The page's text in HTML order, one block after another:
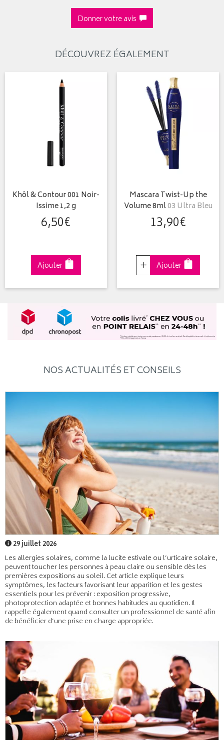
Donner votre avis
DÉCOUVREZ ÉGALEMENT
Khôl & Contour 001 Noir-
Issime 1,2 g
6,50€
Ajouter
Mascara Twist-Up the
Volume 8ml03 Ultra Bleu
13,90€
Choisir
Ajouter
NOS ACTUALITÉS ET CONSEILS
29 juillet 2026
Les allergies solaires, comme la lucite estivale ou l’urticaire solaire,
peuvent toucher les personnes à peau claire ou sensible dès les
premières expositions au soleil. Cet article explique leurs
symptômes, les facteurs favorisant leur apparition et les gestes
essentiels pour les prévenir : exposition progressive,
photoprotection adaptée et bonnes habitudes au quotidien. Il
rappelle également quand consulter un professionnel de santé afin
de bénéficier d’une prise en charge appropriée.